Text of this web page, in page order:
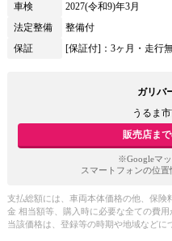
車検
2027(令和9)年3月
法定整備
整備付
保証
[保証付]：3ヶ月・走行
ガリバ
うるま
販売店ま
※Googleマッ
スマートフォンの位置
支払総額には、車両本体価格の他、保険
金 相当額等、購入時に必要な全ての費用
当該価格は、登録等の時期や地域などに